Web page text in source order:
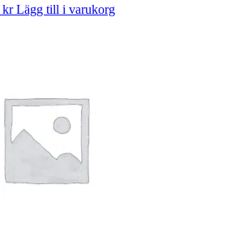
kr Lägg till i varukorg